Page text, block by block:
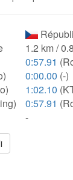
1.2 km /
0:57.91
0:00.00 (-)
1:02.10
0:57.91
-